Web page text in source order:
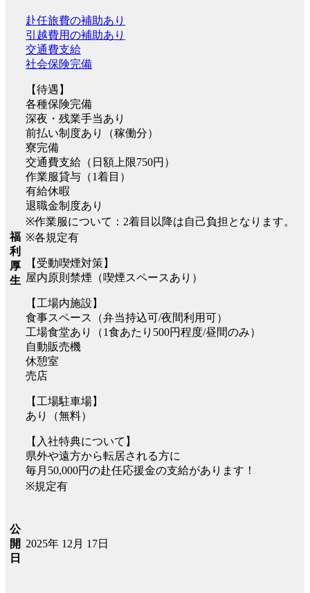
福
利
厚
生
赴任旅費の補助あり
引越費用の補助あり
交通費支給
社会保険完備
【待遇】
各種保険完備
深夜・残業手当あり
前払い制度あり（稼働分）
寮完備
交通費支給（日額上限750円）
作業服貸与（1着目）
有給休暇
退職金制度あり
※作業服について：2着目以降は自己負担となります。
※各規定有
【受動喫煙対策】
屋内原則禁煙（喫煙スペースあり）
【工場内施設】
食事スペース（弁当持込可/夜間利用可）
工場食堂あり（1食あたり500円程度/昼間のみ）
自動販売機
休憩室
売店
【工場駐車場】
あり（無料）
【入社特典について】
県外や遠方から転居される方に
毎月50,000円の赴任応援金の支給があります！
※規定有
公
開
日
2025年 12月 17日